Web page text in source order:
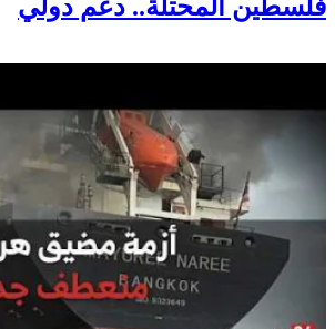
فلسطين المحتلة.. دعم دولي